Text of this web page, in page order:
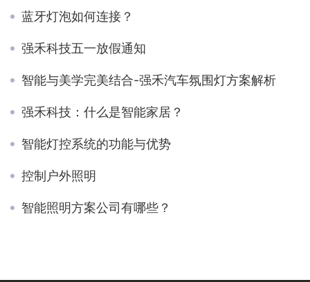
蓝牙灯泡如何连接？
强禾科技五一放假通知
智能与美学完美结合-强禾汽车氛围灯方案解析
强禾科技：什么是智能家居？
智能灯控系统的功能与优势
控制户外照明
智能照明方案公司有哪些？